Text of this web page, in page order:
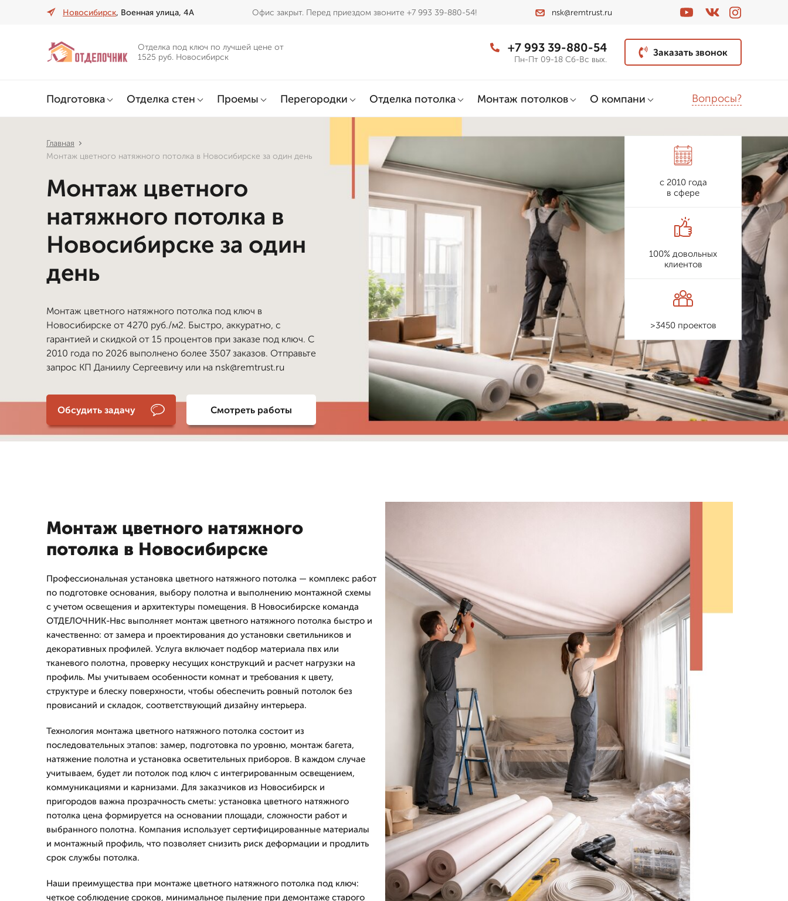
Новосибирск, Военная улица, 4А Офис закрыт. Перед приездом звоните +7 993 39-880-54! nsk@remtrust.ru
Отделка под ключ по лучшей цене от
1525 руб. Новосибирск
+7 993 39-880-54
Пн-Пт 09-18 Сб-Вс вых.
Заказать звонок
Подготовка Отделка стен Проемы Перегородки Отделка потолка Монтаж потолков О компани Вопросы?
Главная
Монтаж цветного натяжного потолка в Новосибирске за один день
Монтаж цветного
натяжного потолка в
Новосибирске за один
день
Монтаж цветного натяжного потолка под ключ в
Новосибирске от 4270 руб./м2. Быстро, аккуратно, с
гарантией и скидкой от 15 процентов при заказе под ключ. С
2010 года по 2026 выполнено более 3507 заказов. Отправьте
запрос КП Даниилу Сергеевичу или на nsk@remtrust.ru
Обсудить задачу Смотреть работы
с 2010 года
в сфере
100% довольных
клиентов
>3450 проектов
Монтаж цветного натяжного
потолка в Новосибирске
Профессиональная установка цветного натяжного потолка — комплекс работ
по подготовке основания, выбору полотна и выполнению монтажной схемы
с учетом освещения и архитектуры помещения. В Новосибирске команда
ОТДЕЛОЧНИК-Нвс выполняет монтаж цветного натяжного потолка быстро и
качественно: от замера и проектирования до установки светильников и
декоративных профилей. Услуга включает подбор материала пвх или
тканевого полотна, проверку несущих конструкций и расчет нагрузки на
профиль. Мы учитываем особенности комнат и требования к цвету,
структуре и блеску поверхности, чтобы обеспечить ровный потолок без
провисаний и складок, соответствующий дизайну интерьера.
Технология монтажа цветного натяжного потолка состоит из
последовательных этапов: замер, подготовка по уровню, монтаж багета,
натяжение полотна и установка осветительных приборов. В каждом случае
учитываем, будет ли потолок под ключ с интегрированным освещением,
коммуникациями и карнизами. Для заказчиков из Новосибирск и
пригородов важна прозрачность сметы: установка цветного натяжного
потолка цена формируется на основании площади, сложности работ и
выбранного полотна. Компания использует сертифицированные материалы
и монтажный профиль, что позволяет снизить риск деформации и продлить
срок службы потолка.
Наши преимущества при монтаже цветного натяжного потолка под ключ:
четкое соблюдение сроков, минимальное пыление при демонтаже старого